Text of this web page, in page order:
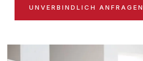
UNVERBINDLICH ANFRAGEN